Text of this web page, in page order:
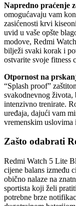
Napredno praćenje
omogućavaju vam
zasićenosti krvi
uvid u vaše opšte
modove, Redmi
bilježi svaki korak i
ostvarite svoje fitness
Otpornost na
“Splash proof”
svakodnevnog života,
intenzivno trenirate.
uređaja, dajući vam
vremenskim
Zašto odabrati
Redmi Watch 5 Lite
cijene balans između
obično nalaze na
sportista koji želi
potrebne brze